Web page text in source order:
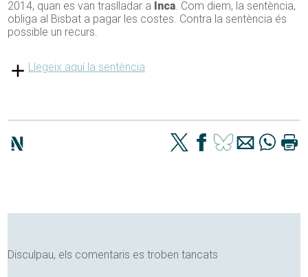
2014, quan es van traslladar a Inca. Com diem, la sentència,
obliga al Bisbat a pagar les costes. Contra la sentència és
possible un recurs.
Llegeix aquí la sentència
Disculpau, els comentaris es troben tancats